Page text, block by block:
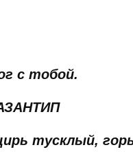
с тобой.
тусклый,